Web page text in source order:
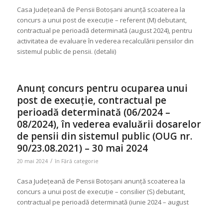
Casa Județeană de Pensii Botoșani anunţă scoaterea la
concurs a unui post de execuție – referent (M) debutant,
contractual pe perioadă determinată (august 2024), pentru
activitatea de evaluare în vederea recalculării pensiilor din
sistemul public de pensii. (detalii)
Anunț concurs pentru ocuparea unui
post de execuție, contractual pe
perioadă determinată (06/2024 –
08/2024), în vederea evaluării dosarelor
de pensii din sistemul public (OUG nr.
90/23.08.2021) – 30 mai 2024
20 mai 2024 / în Fără categorie
Casa Județeană de Pensii Botoșani anunţă scoaterea la
concurs a unui post de execuție – consilier (S) debutant,
contractual pe perioadă determinată (iunie 2024 – august